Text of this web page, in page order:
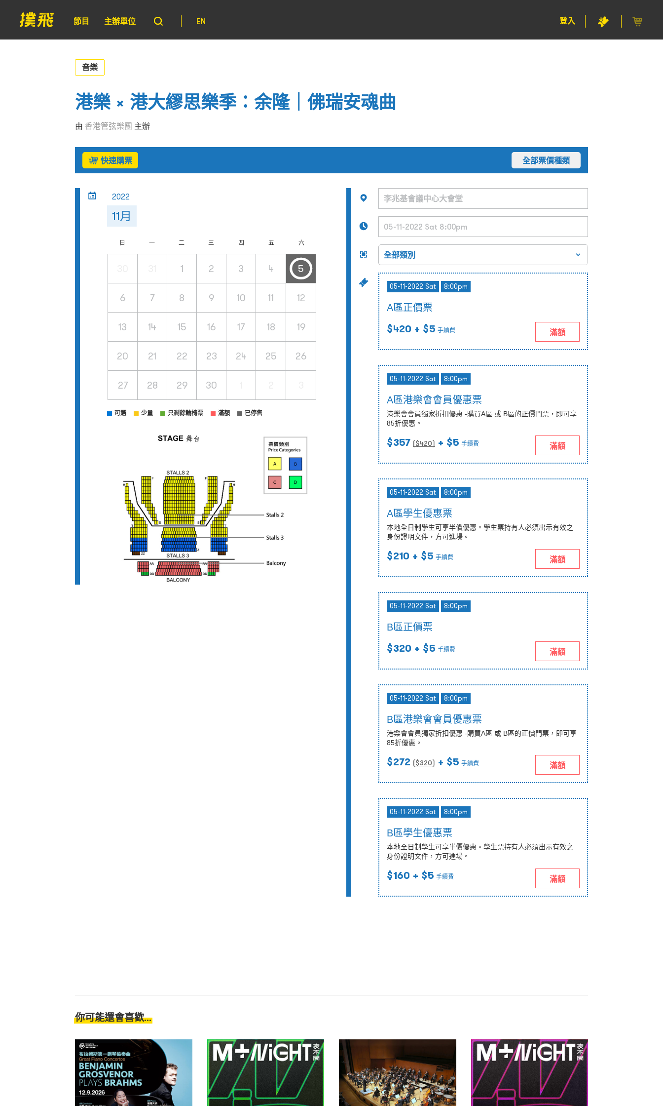
節目 主辦單位 EN 登入
音樂
港樂 × 港大繆思樂季：余隆｜佛瑞安魂曲
由 香港管弦樂團 主辦
快速購票 全部票價種類
2022
11月
日 一 二 三 四 五 六
1 2 3 4 5
6 7 8 9 10 11 12
13 14 15 16 17 18 19
20 21 22 23 24 25 26
27 28 29 30
可選 少量 只剩餘輪椅票 滿額 已停售
05-11-2022 Sat 8:00pm
A區正價票
$420 + $5 手續費 滿額
05-11-2022 Sat 8:00pm
A區港樂會會員優惠票
港樂會會員獨家折扣優惠 -購買A區 或 B區的正價門票，即可享
85折優惠。
$357 ($420) + $5 手續費 滿額
05-11-2022 Sat 8:00pm
A區學生優惠票
本地全日制學生可享半價優惠。學生票持有人必須出示有效之
身份證明文件，方可進場。
$210 + $5 手續費 滿額
05-11-2022 Sat 8:00pm
B區正價票
$320 + $5 手續費 滿額
05-11-2022 Sat 8:00pm
B區港樂會會員優惠票
港樂會會員獨家折扣優惠 -購買A區 或 B區的正價門票，即可享
85折優惠。
$272 ($320) + $5 手續費 滿額
05-11-2022 Sat 8:00pm
B區學生優惠票
本地全日制學生可享半價優惠。學生票持有人必須出示有效之
身份證明文件，方可進場。
$160 + $5 手續費 滿額
你可能還會喜歡...